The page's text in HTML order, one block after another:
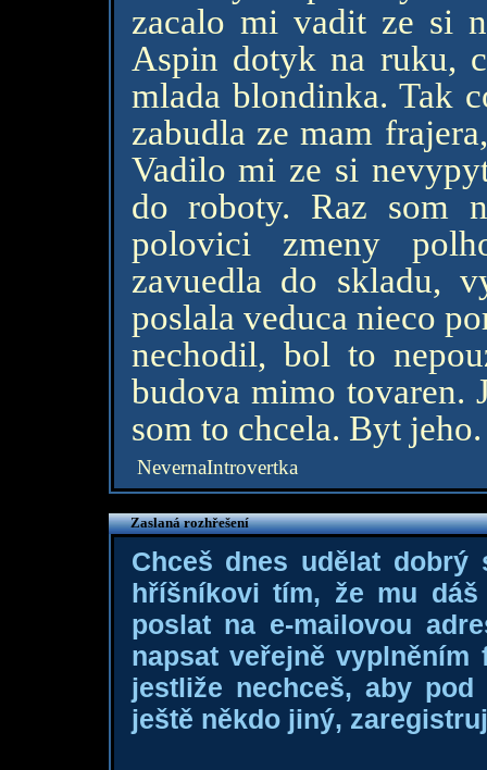
zacalo mi vadit ze si
Aspin dotyk na ruku,
mlada blondinka. Tak
zabudla ze mam
Vadilo mi ze si
do roboty. Raz som
polovici zmeny
zavuedla do skladu,
poslala veduca nieco
nechodil, bol to
budova mimo tovaren.
som to chcela. Byt
NevernaIntrovertka
Zaslaná rozhřešení
Chceš dnes udělat dobrý
hříšníkovi tím, že mu
poslat na e-mailovou
napsat veřejně
jestliže nechceš, aby
ještě někdo jiný,